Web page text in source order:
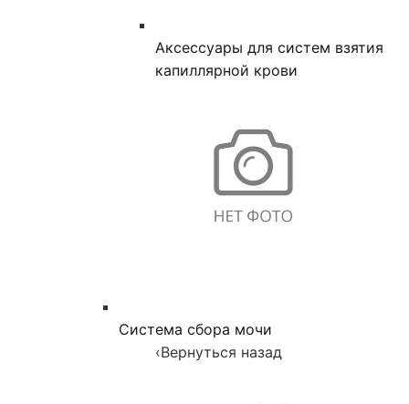
Аксессуары для систем взятия
капиллярной крови
Система сбора мочи
‹Вернуться назад